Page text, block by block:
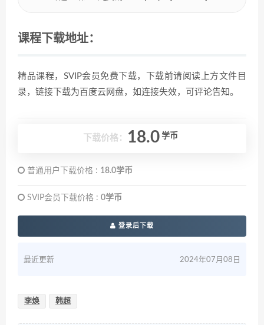
课程下载地址：
精品课程，SVIP会员免费下载，下载前请阅读上方文件目
录，链接下载为百度云网盘，如连接失效，可评论告知。
下载价格： 18.0 学币
普通用户下载价格 : 18.0学币
SVIP会员下载价格 : 0学币
登录后下载
最近更新 2024年07月08日
李焕 韩超